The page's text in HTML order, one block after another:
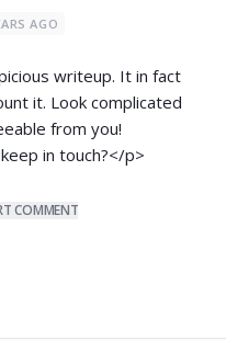
AGO
writeup. It in fact
it. Look complicated
from you!
in touch?</p>
COMMENT